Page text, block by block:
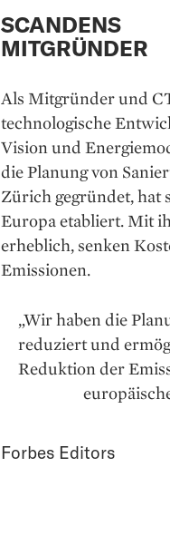
SCANDENS
MITGRÜNDER
Als Mitgründer und
technologische
Vision und
die Planung von
Zürich gegründet, hat
Europa etabliert. Mit
erheblich, senken
Emissionen.
„Wir haben die
reduziert und
Reduktion der
Forbes Editors